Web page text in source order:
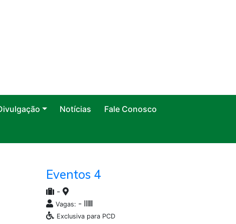
Notícias
Fale Conosco
Eventos 4
-
Vagas: -
Exclusiva para PCD